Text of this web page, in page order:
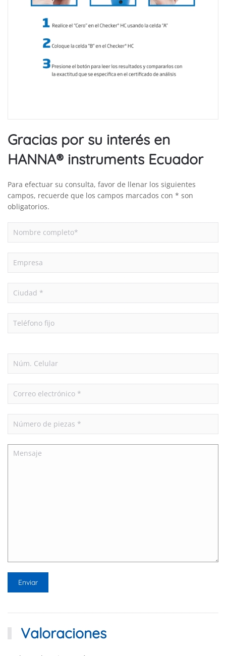
Gracias por su interés en
HANNA® instruments Ecuador
Para efectuar su consulta, favor de llenar los siguientes
campos, recuerde que los campos marcados con * son
obligatorios.
Valoraciones